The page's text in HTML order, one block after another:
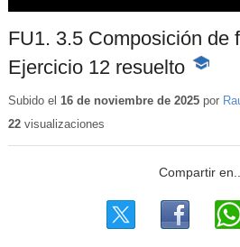
FU1. 3.5 Composición de
Ejercicio 12 resuelto -
Subido el 16 de noviembre de 2025por
22visualizaciones